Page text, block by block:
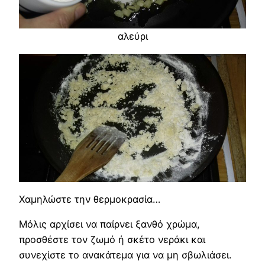
αλεύρι
Χαμηλώστε την θερμοκρασία…
Μόλις αρχίσει να παίρνει ξανθό χρώμα,
προσθέστε τον ζωμό ή σκέτο νεράκι και
συνεχίστε το ανακάτεμα για να μη σβωλιάσει.